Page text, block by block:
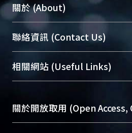
關於 (About)
臺大位居世界頂尖大學之列
展現本校豐碩的研究成果及
機構典藏（NTUR）與學術庫
台，成為臺大學術典藏NTU
成果。
To permanently archive and
聯絡資訊 (Contact Us)
總館學科館員(Main Library)
醫學圖書館學科館員(Medical
Sciences Library)
相關網站 (Useful Links)
關於開放取用 (Open Access,